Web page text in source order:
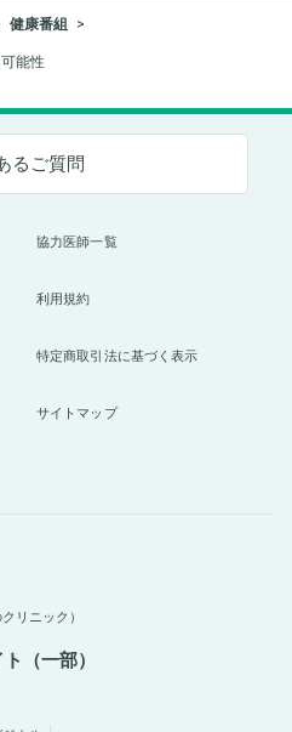
健康番組
能性
るご質問
協力医師一覧
利用規約
特定商取引法に基づく表示
サイトマップ
リニック）
（一部）